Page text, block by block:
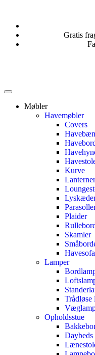
Gratis
Møbler
Havemøbler
Covers
Kurve
Lanterner
Plaider
Skamler
Lamper
Trådløse
Opholdsstue
Daybeds